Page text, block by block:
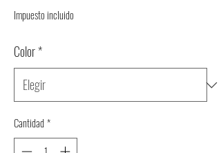
Impuesto incluido
Color*
Cantidad *